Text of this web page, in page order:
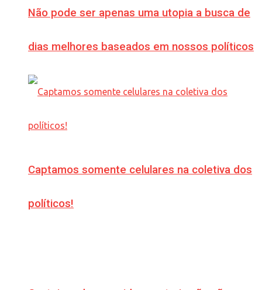
Não pode ser apenas uma utopia a busca de
dias melhores baseados em nossos políticos
Captamos somente celulares na coletiva dos
políticos!